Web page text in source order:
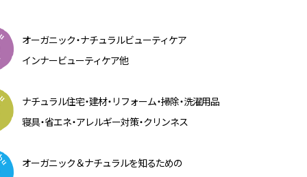
オーガニック・ナチュラルビューティケア
インナービューティケア他
ナチュラル住宅・建材・ リフォーム・掃除・洗濯用品
寝具・省エネ・アレルギー対策・クリンネス
オーガニック＆ナチュラルを知るための